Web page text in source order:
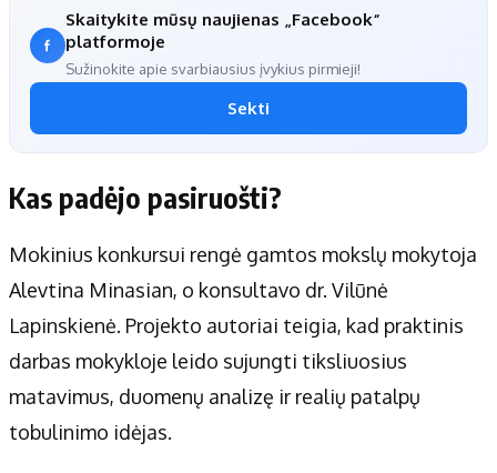
Skaitykite mūsų naujienas „Facebook“
platformoje
Sužinokite apie svarbiausius įvykius pirmieji!
Sekti
Kas padėjo pasiruošti?
Mokinius konkursui rengė gamtos mokslų mokytoja
Alevtina Minasian, o konsultavo dr. Vilūnė
Lapinskienė. Projekto autoriai teigia, kad praktinis
darbas mokykloje leido sujungti tiksliuosius
matavimus, duomenų analizę ir realių patalpų
tobulinimo idėjas.